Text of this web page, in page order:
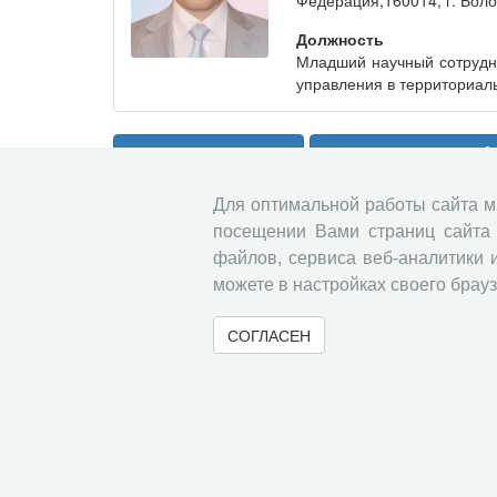
Должность
Младший научный
управления в
Полная версия статьи Добавить в подборку
« Вернуться назадДля оптимальной работы сайта
посещении Вами страниц сайта
файлов, сервиса веб-аналитики
можете в настройках своего
СОГЛАСЕН